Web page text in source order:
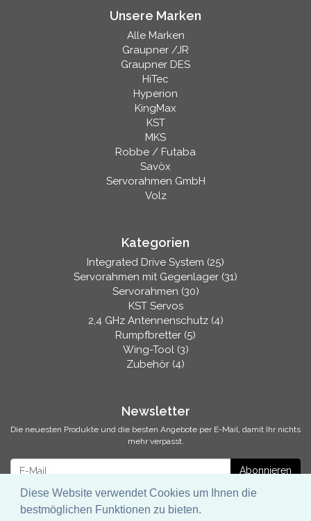
Unsere Marken
Alle Marken
Graupner /JR
Graupner DES
HiTec
Hyperion
KingMax
KST
MKS
Robbe / Futaba
Savöx
Servorahmen GmbH
Volz
Kategorien
Integrated Drive System (25)
Servorahmen mit Gegenlager (31)
Servorahmen (30)
KST Servos
2,4 GHz Antennenschutz (4)
Rumpfbretter (5)
Wing-Tool (3)
Zubehör (4)
Newsletter
Die neuesten Produkte und die besten Angebote per E-Mail, damit Ihr nichts
mehr verpasst.
Abonnieren
Diese Website verwendet Cookies um Ihnen die
bestmöglichen Funktionen zu bieten.